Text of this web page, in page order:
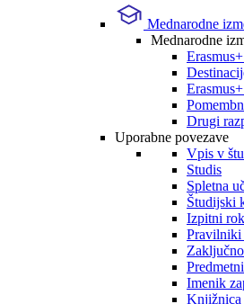
Mednarodne
Mednarodne
Drugi
Uporabne povezave
Vpis v
Studis
Spletna
Študijski
Izpitni
Pravilniki
Imenik
Knjižnica